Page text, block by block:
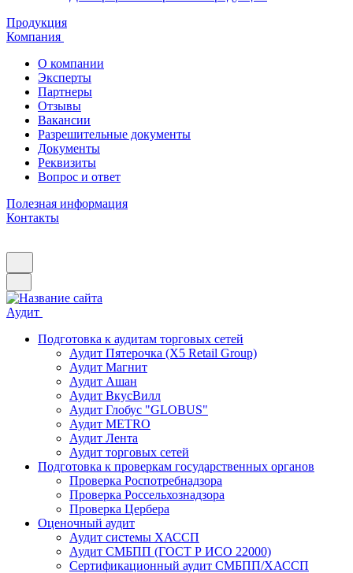
Продукция
Компания
О компании
Эксперты
Партнеры
Отзывы
Вакансии
Разрешительные документы
Документы
Реквизиты
Вопрос и ответ
Полезная информация
Контакты
Аудит
Подготовка к аудитам торговых сетей
Аудит Пятерочка (X5 Retail Group)
Аудит Магнит
Аудит Ашан
Аудит ВкусВилл
Аудит Глобус "GLOBUS"
Аудит METRO
Аудит Лента
Аудит торговых сетей
Подготовка к проверкам государственных органов
Проверка Роспотребнадзора
Проверка Россельхознадзора
Проверка Цербера
Оценочный аудит
Аудит системы ХАССП
Аудит СМБПП (ГОСТ Р ИСО 22000)
Сертификационный аудит СМБПП/ХАССП